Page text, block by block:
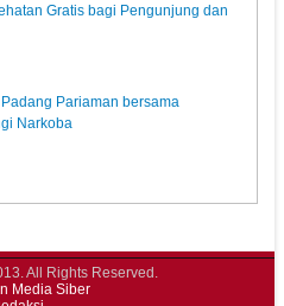
Gratis bagi Pengunjung dan
Pariaman bersama
Narkoba
All Rights Reserved.
Media Siber